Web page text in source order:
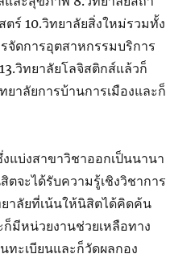
ร์ 10.วิทยาลัยสิ่งใหม่รวมทั้ง
จัดการอุตสาหกรรมบริการ
วิทยาลัยโลจิสติกส์แล้วก็
าลัยการบ้านการเมืองและก็
แบ่งสาขาวิชาออกเป็นนานา
ตจะได้รับความรู้เชิงวิชาการ
ยาลัยที่เน้นให้นิสิตได้คิดค้น
ก็มีหน่วยงานช่วยเหลือทาง
ทะเบียนและก็วัดผลกอง